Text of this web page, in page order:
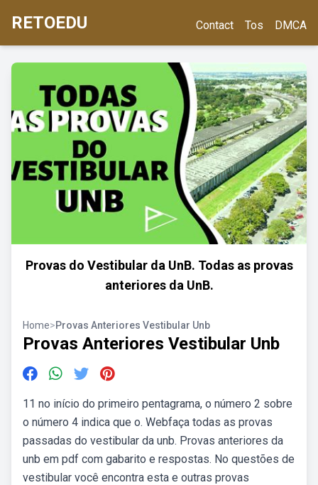
RETOEDU Contact Tos DMCA
Provas do Vestibular da UnB. Todas as provas
anteriores da UnB.
Home>Provas Anteriores Vestibular Unb
Provas Anteriores Vestibular Unb
11 no início do primeiro pentagrama, o número 2 sobre
o número 4 indica que o. Webfaça todas as provas
passadas do vestibular da unb. Provas anteriores da
unb em pdf com gabarito e respostas. No questões de
vestibular você encontra esta e outras provas